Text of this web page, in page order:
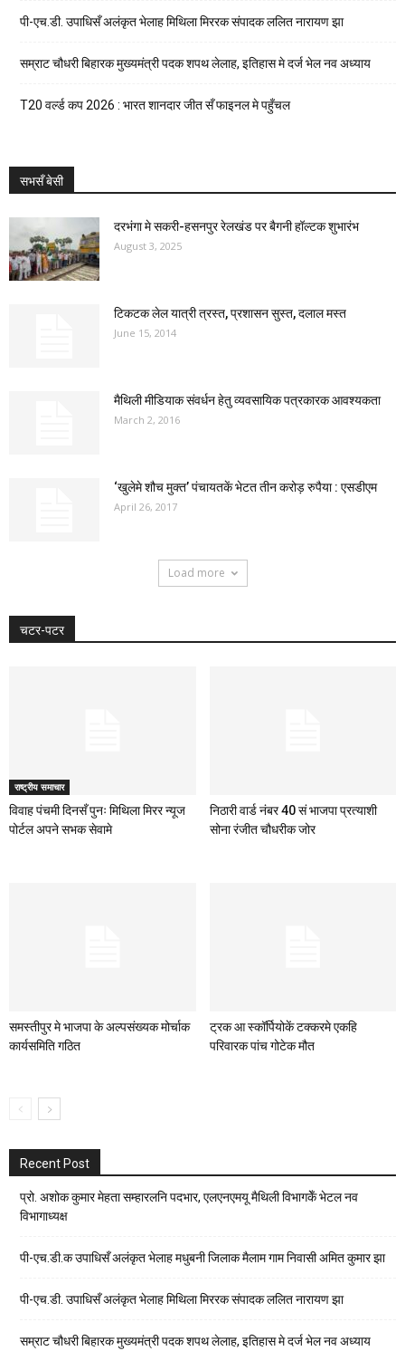
पी-एच.डी. उपाधिसँ अलंकृत भेलाह मिथिला मिररक संपादक ललित नारायण झा
सम्राट चौधरी बिहारक मुख्यमंत्री पदक शपथ लेलाह, इतिहास मे दर्ज भेल नव अध्याय
T20 वर्ल्ड कप 2026 : भारत शानदार जीत सँ फाइनल मे पहुँचल
सभसँ बेसी
दरभंगा मे सकरी-हसनपुर रेलखंड पर बैगनी हॉल्टक शुभारंभ
August 3, 2025
टिकटक लेल यात्री त्रस्त, प्रशासन सुस्त, दलाल मस्त
June 15, 2014
मैथिली मीडियाक संवर्धन हेतु व्यवसायिक पत्रकारक आवश्यकता
March 2, 2016
‘खुलेमे शौच मुक्त’ पंचायतकें भेटत तीन करोड़ रुपैया : एसडीएम
April 26, 2017
Load more
चटर-पटर
राष्ट्रीय समाचार
विवाह पंचमी दिनसँ पुनः मिथिला मिरर न्यूज
पोर्टल अपने सभक सेवामे
निठारी वार्ड नंबर 40 सं भाजपा प्रत्याशी
सोना रंजीत चौधरीक जोर
समस्तीपुर मे भाजपा के अल्पसंख्यक मोर्चाक
कार्यसमिति गठित
ट्रक आ स्कॉर्पियोकें टक्करमे एकहि
परिवारक पांच गोटेक मौत
Recent Post
प्रो. अशोक कुमार मेहता सम्हारलनि पदभार, एलएनएमयू मैथिली विभागकेँ भेटल नव
विभागाध्यक्ष
पी-एच.डी.क उपाधिसँ अलंकृत भेलाह मधुबनी जिलाक मैलाम गाम निवासी अमित कुमार झा
पी-एच.डी. उपाधिसँ अलंकृत भेलाह मिथिला मिररक संपादक ललित नारायण झा
सम्राट चौधरी बिहारक मुख्यमंत्री पदक शपथ लेलाह, इतिहास मे दर्ज भेल नव अध्याय